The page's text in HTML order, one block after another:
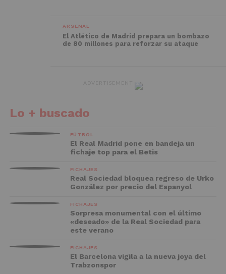
ARSENAL
El Atlético de Madrid prepara un bombazo
de 80 millones para reforzar su ataque
Lo + buscado
FÚTBOL
El Real Madrid pone en bandeja un
fichaje top para el Betis
FICHAJES
Real Sociedad bloquea regreso de Urko
González por precio del Espanyol
FICHAJES
Sorpresa monumental con el último
«deseado» de la Real Sociedad para
este verano
FICHAJES
El Barcelona vigila a la nueva joya del
Trabzonspor